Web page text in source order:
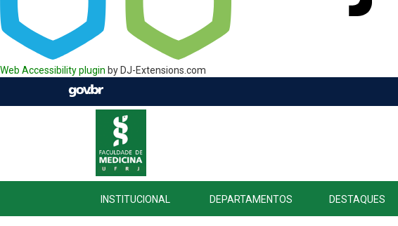
Web Accessibility plugin by DJ-Extensions.com
INSTITUCIONAL DEPARTAMENTOS DESTAQUES